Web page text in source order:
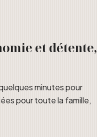
et détente,
minutes pour
pour toute la famille,